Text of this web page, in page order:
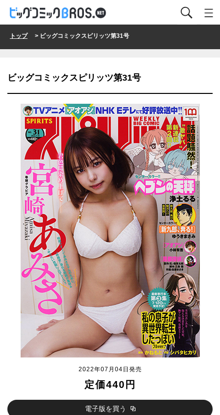
トップ> ビッグコミックスピリッツ第31号
ビッグコミックスピリッツ第31号
2022年07月04日発売
定価440円
電子版を買う